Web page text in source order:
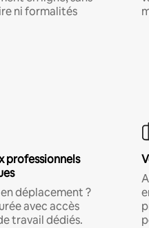
ni formalités
professionnels
déplacement ?
avec accès
travail dédiés.